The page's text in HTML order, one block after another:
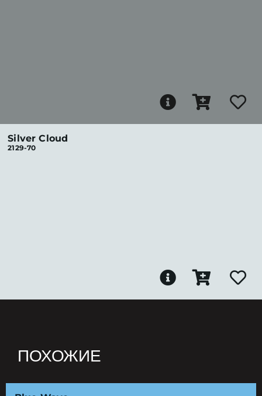
Silver Cloud
2129-70
ПОХОЖИЕ